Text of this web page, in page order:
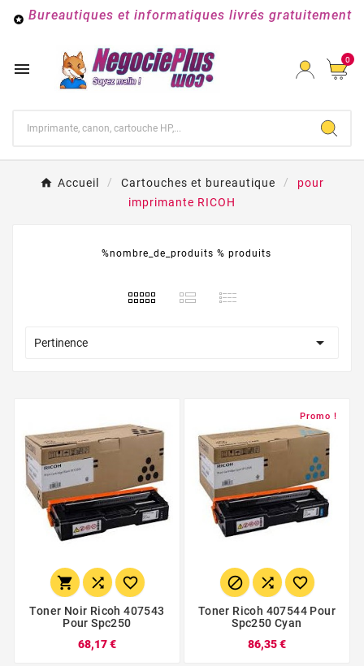
 Bureautiques et informatiques livrés gratuitement
 0
Accueil Cartouches et bureautique
pour
imprimante RICOH
%nombre_de_produits % produits
Pertinence 
  
Toner Noir Ricoh 407543
Pour Spc250
68,17 €
Promo !
  
Toner Ricoh 407544 Pour
Spc250 Cyan
86,35 €